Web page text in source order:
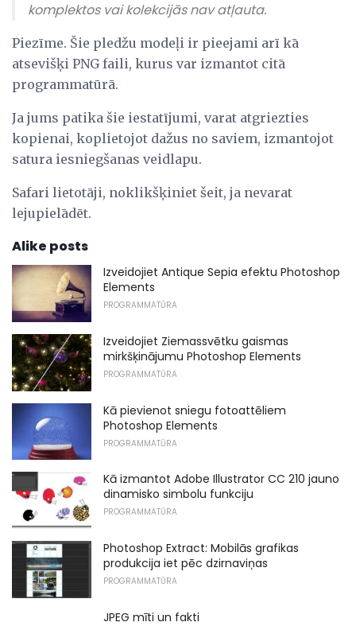
komplektos vai kolekcijās nav atļauta.
Piezīme. Šie pledžu modeļi ir pieejami arī kā
atsevišķi PNG faili, kurus var izmantot citā
programmatūrā.
Ja jums patika šie iestatījumi, varat atgriezties
kopienai, koplietojot dažus no saviem, izmantojot
satura iesniegšanas veidlapu.
Safari lietotāji, noklikšķiniet šeit, ja nevarat
lejupielādēt.
Alike posts
Izveidojiet Antique Sepia efektu Photoshop
Elements
PROGRAMMATŪRA
Izveidojiet Ziemassvētku gaismas
mirkšķinājumu Photoshop Elements
PROGRAMMATŪRA
Kā pievienot sniegu fotoattēliem
Photoshop Elements
PROGRAMMATŪRA
Kā izmantot Adobe Illustrator CC 210 jauno
dinamisko simbolu funkciju
PROGRAMMATŪRA
Photoshop Extract: Mobilās grafikas
produkcija iet pēc dzirnaviņas
PROGRAMMATŪRA
JPEG mīti un fakti